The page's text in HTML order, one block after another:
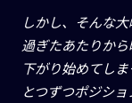
しかし、そんな
過ぎたあたりか
下がり始めてし
とつずつポジシ